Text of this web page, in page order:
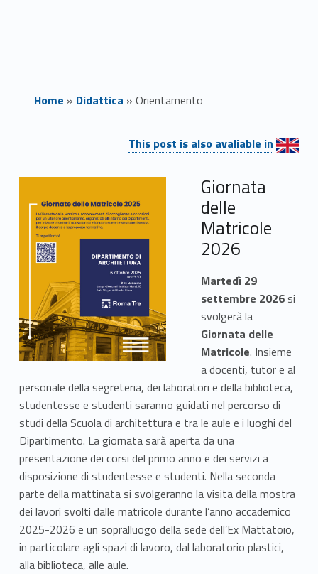
Home » Didattica » Orientamento
r
a
m
e
n
t
o
Link identifier #identifier__40394-1
This post is also avaliable in
Giornata
delle
Matricole
2026
Martedì 29
settembre 2026si
svolgerà la
Giornata delle
Matricole. Insieme
a docenti, tutor e al
personale della segreteria, dei laboratori e della biblioteca,
studentesse e studenti saranno guidati nel percorso di
studi della Scuola di architettura e tra le aule e i luoghi del
Dipartimento. La giornata sarà aperta da una
presentazione dei corsi del primo anno e dei servizi a
disposizione di studentesse e studenti. Nella seconda
parte della mattinata si svolgeranno la visita della mostra
dei lavori svolti dalle matricole durante l’anno accademico
2025-2026 e un sopralluogo della sede dell’Ex Mattatoio,
in particolare agli spazi di lavoro, dal laboratorio plastici,
alla biblioteca, alle aule.